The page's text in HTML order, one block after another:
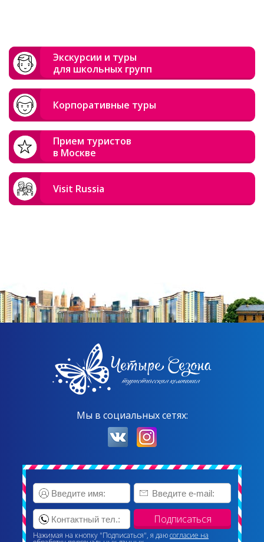
Экскурсии и туры
для школьных групп
Корпоративные туры
Прием туристов
в Москве
Visit Russia
Мы в социальных сетях:
Нажимая на кнопку "Подписаться", я даюсогласие на